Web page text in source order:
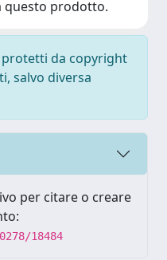
questo prodotto.
protetti da copyright
salvo diversa
per citare o creare
18484